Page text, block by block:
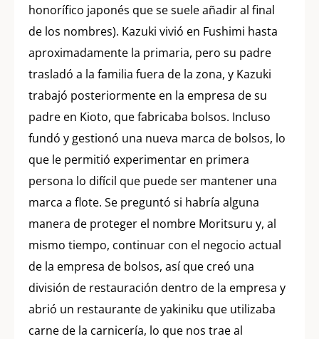
honorífico japonés que se suele añadir al final
de los nombres). Kazuki vivió en Fushimi hasta
aproximadamente la primaria, pero su padre
trasladó a la familia fuera de la zona, y Kazuki
trabajó posteriormente en la empresa de su
padre en Kioto, que fabricaba bolsos. Incluso
fundó y gestionó una nueva marca de bolsos, lo
que le permitió experimentar en primera
persona lo difícil que puede ser mantener una
marca a flote. Se preguntó si habría alguna
manera de proteger el nombre Moritsuru y, al
mismo tiempo, continuar con el negocio actual
de la empresa de bolsos, así que creó una
división de restauración dentro de la empresa y
abrió un restaurante de yakiniku que utilizaba
carne de la carnicería, lo que nos trae al